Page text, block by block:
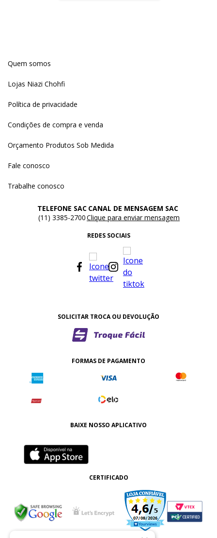
Quem somos
Lojas Niazi Chohfi
Política de privacidade
Condições de compra e venda
Orçamento Produtos Sob Medida
Fale conosco
Trabalhe conosco
TELEFONE SAC
(11) 3385-2700
CANAL DE MENSAGEM SAC
Clique para enviar mensagem
REDES SOCIAIS
SOLICITAR TROCA OU DEVOLUÇÃO
FORMAS DE PAGAMENTO
BAIXE NOSSO APLICATIVO
CERTIFICADO